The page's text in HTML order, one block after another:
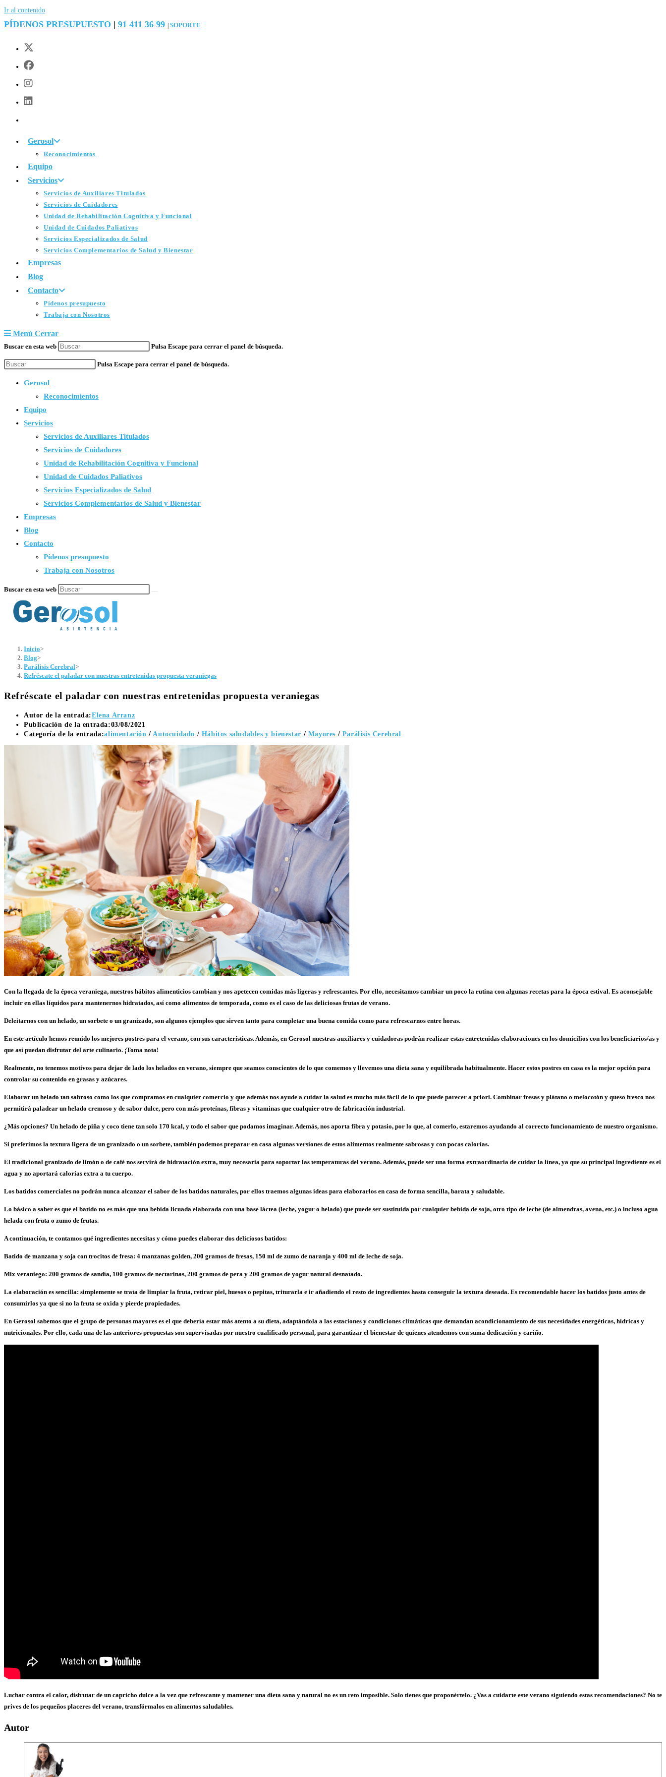
Ir al contenido
PÍDENOS PRESUPUESTO | 91 411 36 99 SOPORTE
Gerosol
Reconocimientos
Equipo
Servicios
Servicios de Auxiliares Titulados
Servicios de Cuidadores
Unidad de Rehabilitación Cognitiva y Funcional
Unidad de Cuidados Paliativos
Servicios Especializados de Salud
Servicios Complementarios de Salud y Bienestar
Empresas
Blog
Contacto
Pídenos presupuesto
Trabaja con Nosotros
Menú Cerrar
Buscar en esta web Pulsa Escape para cerrar el panel de búsqueda.
Pulsa Escape para cerrar el panel de búsqueda.
Gerosol
Reconocimientos
Equipo
Servicios
Servicios de Auxiliares Titulados
Servicios de Cuidadores
Unidad de Rehabilitación Cognitiva y Funcional
Unidad de Cuidados Paliativos
Servicios Especializados de Salud
Servicios Complementarios de Salud y Bienestar
Empresas
Blog
Contacto
Pídenos presupuesto
Trabaja con Nosotros
Buscar en esta web
Inicio>
Blog>
Parálisis Cerebral>
Refréscate el paladar con nuestras entretenidas propuesta veraniegas
Refréscate el paladar con nuestras entretenidas propuesta veraniegas
Autor de la entrada:Elena Arranz
Publicación de la entrada:03/08/2021
Categoría de la entrada:alimentación / Autocuidado / Hábitos saludables y bienestar / Mayores / Parálisis Cerebral
Con la llegada de la época veraniega, nuestros hábitos alimenticios cambian y nos apetecen comidas más ligeras y refrescantes. Por ello, necesitamos cambiar un poco la rutina con algunas recetas para la época estival. Es aconsejable
incluir en ellas líquidos para mantenernos hidratados, así como alimentos de temporada, como es el caso de las deliciosas frutas de verano.
Deleitarnos con un helado, un sorbete o un granizado, son algunos ejemplos que sirven tanto para completar una buena comida como para refrescarnos entre horas.
En este artículo hemos reunido los mejores postres para el verano, con sus características.Además, en Gerosol nuestras auxiliares y cuidadoras podrán realizar estas entretenidas elaboraciones en los domicilios con los beneficiarios/as y
que así puedan disfrutar del arte culinario. ¡Toma nota!
Realmente, no tenemos motivos para dejar de lado los helados en verano, siempre que seamos conscientes de lo que comemos y llevemos una dieta sana y equilibrada habitualmente. Hacer estos postres en casa es la mejor opción para
controlar su contenido en grasas y azúcares.
Elaborar un helado tan sabroso como los que compramos en cualquier comercio y que además nos ayude a cuidar la salud es mucho más fácil de lo que puede parecer a priori. Combinar fresas y plátano o melocotón y queso fresco nos
permitirá paladear un helado cremoso y de sabor dulce, pero con más proteínas, fibras y vitaminas que cualquier otro de fabricación industrial.
¿Más opciones? Un helado de piña y coco tiene tan solo 170 kcal, y todo el sabor que podamos imaginar. Además, nos aporta fibra y potasio, por lo que, al comerlo, estaremos ayudando al correcto funcionamiento de nuestro organismo.
Si preferimos la textura ligera de un granizado o un sorbete, también podemos preparar en casa algunas versiones de estos alimentos realmente sabrosas y con pocas calorías.
El tradicional granizado de limón o de café nos servirá de hidratación extra, muy necesaria para soportar las temperaturas del verano. Además, puede ser una forma extraordinaria de cuidar la línea, ya que su principal ingrediente es el
agua y no aportará calorías extra a tu cuerpo.
Los batidos comerciales no podrán nunca alcanzar el sabor de los batidos naturales, por ellos traemos algunas ideas para elaborarlos en casa de forma sencilla, barata y saludable.
Lo básico a saber es que el batido no es más que una bebida licuada elaborada con una base láctea (leche, yogur o helado) que puede ser sustituida por cualquier bebida de soja, otro tipo de leche (de almendras, avena, etc.) o incluso agua
helada con fruta o zumo de frutas.
A continuación, te contamos qué ingredientes necesitas y cómo puedes elaborar dos deliciosos batidos:
Batido de manzana y soja con trocitos de fresa: 4 manzanas golden, 200 gramos de fresas, 150 ml de zumo de naranja y 400 ml de leche de soja.
Mix veraniego: 200 gramos de sandía, 100 gramos de nectarinas, 200 gramos de pera y 200 gramos de yogur natural desnatado.
La elaboración es sencilla: simplemente se trata de limpiar la fruta, retirar piel, huesos o pepitas, triturarla e ir añadiendo el resto de ingredientes hasta conseguir la textura deseada. Es recomendable hacer los batidos justo antes de
consumirlos ya que si no la fruta se oxida y pierde propiedades.
En Gerosol sabemos que el grupo de personas mayores es el que debería estar más atento a su dieta, adaptándola a las estaciones y condiciones climáticas que demandan acondicionamiento de sus necesidades energéticas, hídricas y
nutricionales. Por ello, cada una de las anteriores propuestas son supervisadas por nuestro cualificado personal, para garantizar el bienestar de quienes atendemos con suma dedicación y cariño.
Luchar contra el calor, disfrutar de un capricho dulce a la vez que refrescante y mantener una dieta sana y natural no es un reto imposible. Solo tienes que proponértelo. ¿Vas a cuidarte este verano siguiendo estas recomendaciones? No te
prives de los pequeños placeres del verano, transfórmalos en alimentos saludables.
Autor